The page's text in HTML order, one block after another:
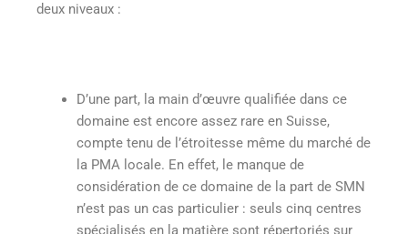
deux niveaux :
D’une part, la main d’œuvre qualifiée dans ce
domaine est encore assez rare en Suisse,
compte tenu de l’étroitesse même du marché de
la PMA locale. En effet, le manque de
considération de ce domaine de la part de SMN
n’est pas un cas particulier : seuls cinq centres